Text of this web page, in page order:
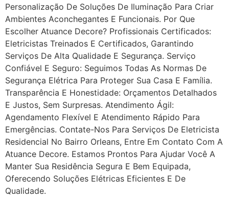
Personalização De Soluções De Iluminação Para Criar
Ambientes Aconchegantes E Funcionais. Por Que
Escolher Atuance Decore? Profissionais Certificados:
Eletricistas Treinados E Certificados, Garantindo
Serviços De Alta Qualidade E Segurança. Serviço
Confiável E Seguro: Seguimos Todas As Normas De
Segurança Elétrica Para Proteger Sua Casa E Família.
Transparência E Honestidade: Orçamentos Detalhados
E Justos, Sem Surpresas. Atendimento Ágil:
Agendamento Flexível E Atendimento Rápido Para
Emergências. Contate-Nos Para Serviços De Eletricista
Residencial No Bairro Orleans, Entre Em Contato Com A
Atuance Decore. Estamos Prontos Para Ajudar Você A
Manter Sua Residência Segura E Bem Equipada,
Oferecendo Soluções Elétricas Eficientes E De
Qualidade.